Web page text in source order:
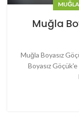
Muğla
Muğla Boyasız
Boyasız